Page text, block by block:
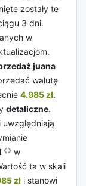
zostały te
3 dni.
w
juana
walutę
4.985 zł.
detaliczne.
uwzględniają
w
ta w skali
zł i stanowi